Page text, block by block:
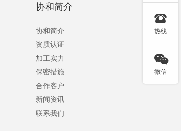
协和简介
协和简介
资质认证
加工实力
保密措施
合作客户
新闻资讯
联系我们

热线

微信